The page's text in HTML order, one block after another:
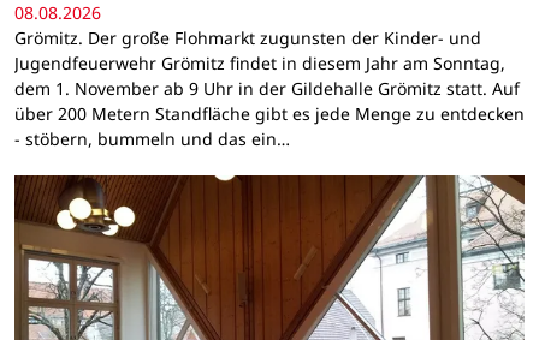
08.08.2026
Grömitz. Der große Flohmarkt zugunsten der Kinder- und
Jugendfeuerwehr Grömitz findet in diesem Jahr am Sonntag,
dem 1. November ab 9 Uhr in der Gildehalle Grömitz statt. Auf
über 200 Metern Standfläche gibt es jede Menge zu entdecken
- stöbern, bummeln und das ein…